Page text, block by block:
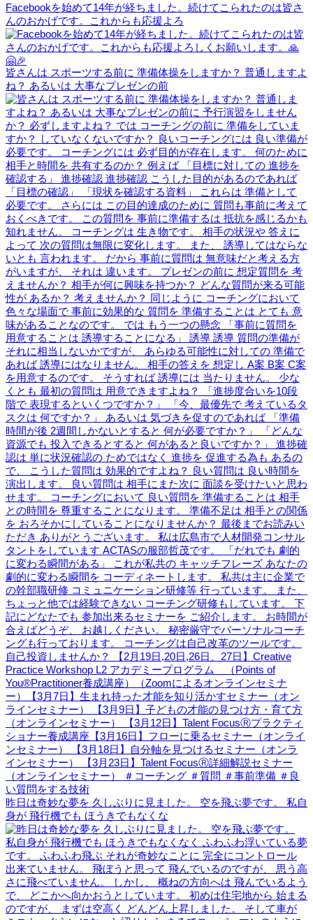
Facebookを始めて14年が経ちました。続けてこられたのは皆さ
んのおかげです。これからも応援よろ
皆さんは スポーツする前に 準備体操をしますか？ 普通しますよ
ね？ あるいは 大事なプレゼンの前
昨日は奇妙な夢を 久しぶりに見ました。 空を飛ぶ夢です。 私自
身が 飛行機でも ほうきでもなくな